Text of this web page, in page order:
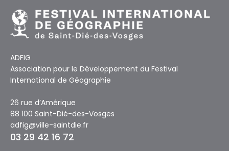
ADFIG
Association pour le Développement du Festival
International de Géographie
26 rue d’Amérique
88 100 Saint-Dié-des-Vosges
adfig@ville-saintdie.fr
03 29 42 16 72